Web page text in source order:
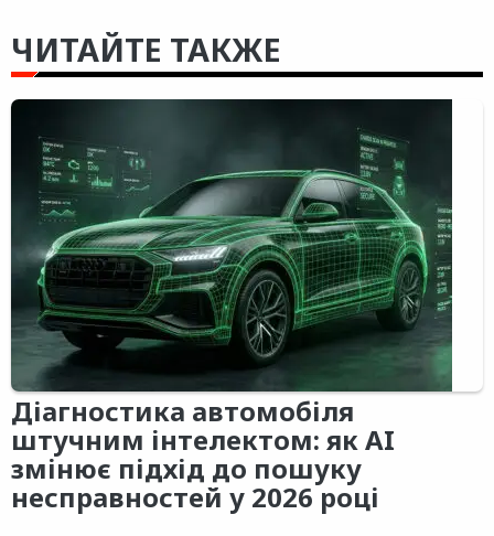
ЧИТАЙТЕ ТАКЖЕ
Діагностика автомобіля
штучним інтелектом: як AI
змінює підхід до пошуку
несправностей у 2026 році